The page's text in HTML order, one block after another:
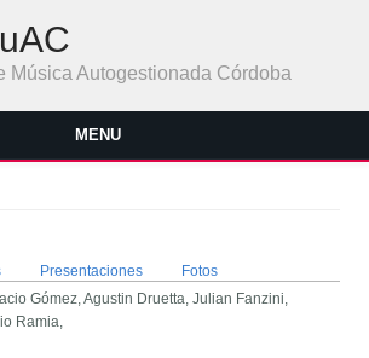
Música Autogestionada Córdoba
MENU
usted aquí
Presentaciones
Fotos
Gómez, Agustin Druetta, Julian Fanzini,
Ramia,